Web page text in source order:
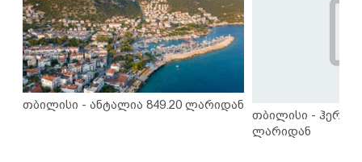
თბილისი - ანტალია 849.20 ლარიდან
თბილისი -
ლარიდან